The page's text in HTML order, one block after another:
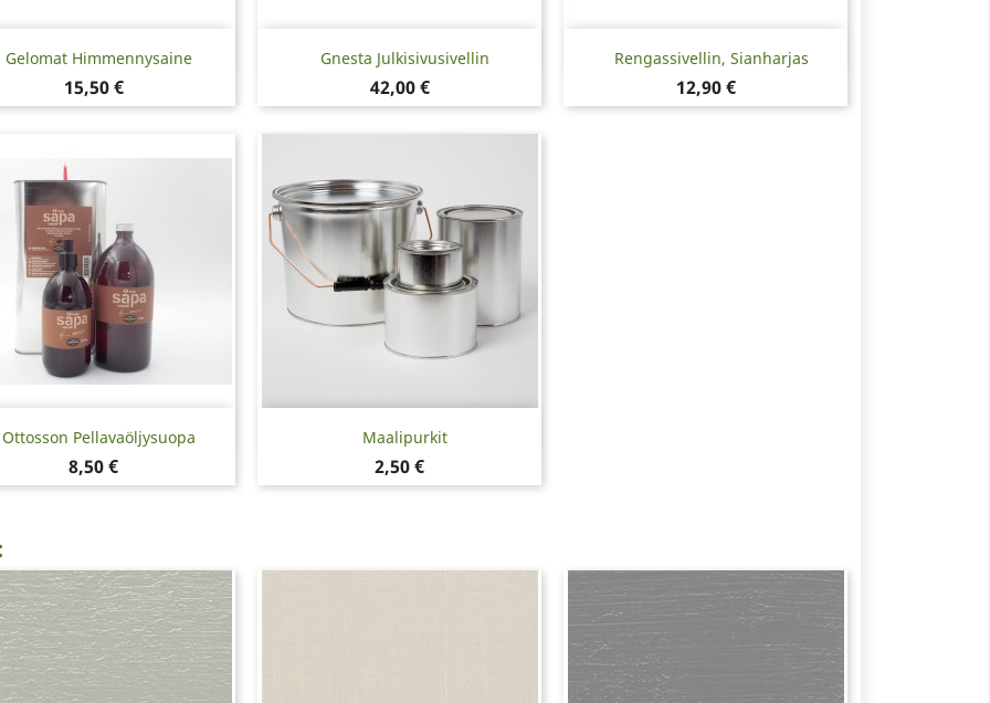
Gelomat Himmennysaine
Hinta
15,50 €
Pikakatselu Gnesta Julkisivusivellin
Hinta
42,00 €
Pikakatselu Rengassivellin, Sianharjas
Hinta
12,90 €
Pikakatselu
Ottosson Pellavaöljysuopa
Hinta
8,50 €
Pikakatselu Maalipurkit
Hinta
2,50 €
Pikakatselu